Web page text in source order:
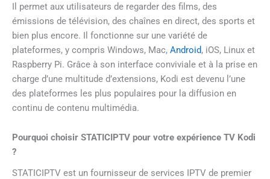
Il permet aux utilisateurs de regarder des films, des
émissions de télévision, des chaînes en direct, des sports et
bien plus encore. Il fonctionne sur une variété de
plateformes, y compris Windows, Mac, Android, iOS, Linux et
Raspberry Pi. Grâce à son interface conviviale et à la prise en
charge d’une multitude d’extensions, Kodi est devenu l’une
des plateformes les plus populaires pour la diffusion en
continu de contenu multimédia.
Pourquoi choisir STATICIPTV pour votre expérience TV Kodi
?
STATICIPTV est un fournisseur de services IPTV de premier